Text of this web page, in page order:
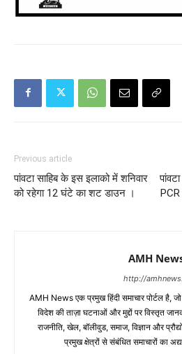
Previous article
पांवटा साहिब के इस इलाको में शनिवार
को रहेगा 12 घंटे का शट डाउन ।
AMH
http://
AMH News एक प्रमुख हिंदी समाचार पोर्टल है,
विदेश की ताज़ा घटनाओं और मुद्दों पर विस्तृत
राजनीति, खेल, बॉलीवुड, समाज, विज्ञान और
प्रमुख क्षेत्रों से संबंधित समाचारों का